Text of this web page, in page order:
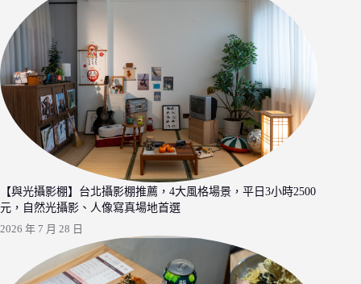
【與光攝影棚】台北攝影棚推薦，4大風格場景，平日3小時2500
元，自然光攝影、人像寫真場地首選
2026 年 7 月 28 日